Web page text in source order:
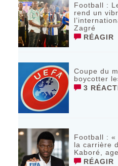
Football :
rend un
Zagré
RÉAGIR
Coupe du
boycotter
3
Football : «
la carrière
Kaboré,
RÉAGIR